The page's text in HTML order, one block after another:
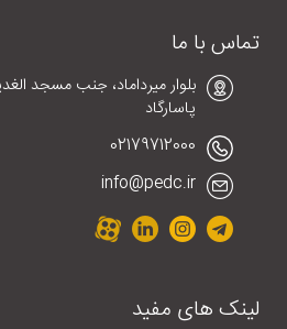
تماس با ما
پاسارگاد
02179712000
info@pedc.ir
لینک های مفید